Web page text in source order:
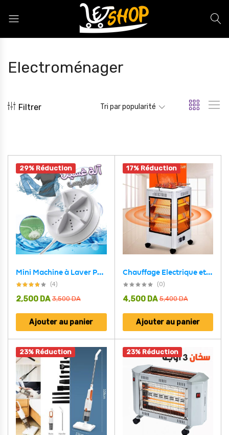
Electroménager
Filtrer Tri par popularité
29% Réduction
Mini Machine à Laver Portable 2 en 1, Laveuse à Ultrasons avec Câble USB
(4)
3,500DA
2,500 DA
Ajouter au panier
17% Réduction
Chauffage Electrique et Gril 360 Degrés Eco Faible Consommation 5 façades 2000 W
(0)
5,400DA
4,500 DA
Ajouter au panier
23% Réduction 23% Réduction